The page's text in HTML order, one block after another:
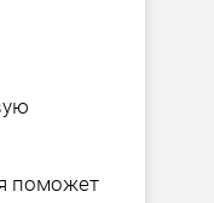
поможет